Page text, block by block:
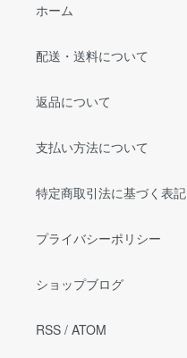
ホーム
配送・送料について
返品について
支払い方法について
特定商取引法に基づく表記
プライバシーポリシー
ショップブログ
RSS / ATOM